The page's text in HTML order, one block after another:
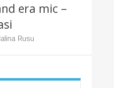
era mic –
Rusu